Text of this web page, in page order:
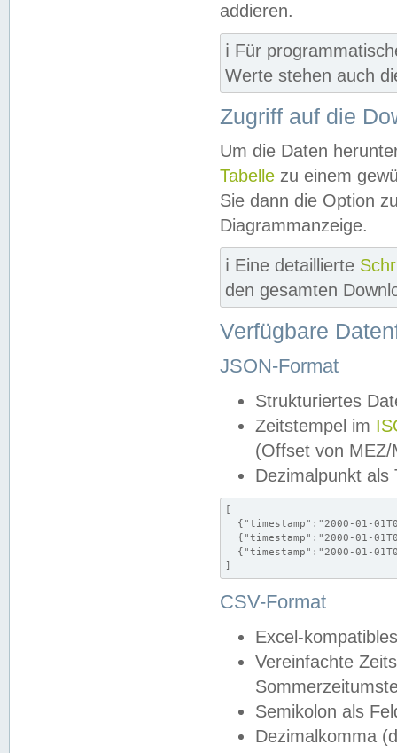
addieren.
ℹ️ Für
Werte stehen auch
Zugriff auf die
Um die Daten
Tabelle zu einem
Sie dann die Option
Diagrammanzeige.
ℹ️ Eine detaillierte
den gesamten
Verfügbare
JSON-Format
Strukturiertes
Zeitstempel im
(Offset von MEZ/
Dezimalpunkt als
[
{"timestamp":"2000-01-
{"timestamp":"2000-01-
{"timestamp":"2000-01-
]
CSV-Format
Excel-
Vereinfachte
Semikolon als
Dezimalkomma